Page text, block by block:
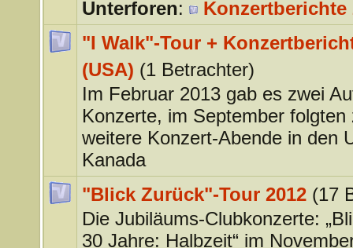
Unterforen:
Konzertberichte
"I Walk"-Tour +
(USA) (1 Betrachter)
Im Februar 2013 gab es zwei
Konzerte, im September folgten
weitere Konzert-Abende in den
Kanada
"Blick Zurück"-Tour 2012 (17
Die Jubiläums-Clubkonzerte:
30 Jahre: Halbzeit“ im